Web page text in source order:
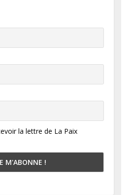
la lettre de La Paix